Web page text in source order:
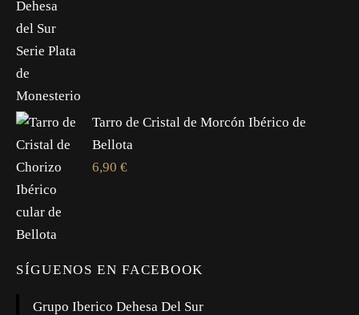
Tarro de Cristal de Morcón Ibérico de
Bellota
6,90 €
SÍGUENOS EN FACEBOOK
Grupo Iberico Dehesa Del Sur